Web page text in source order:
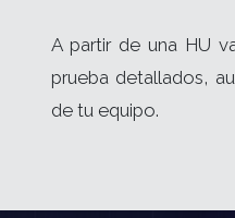
A partir de una HU
prueba detallados,
de tu equipo.